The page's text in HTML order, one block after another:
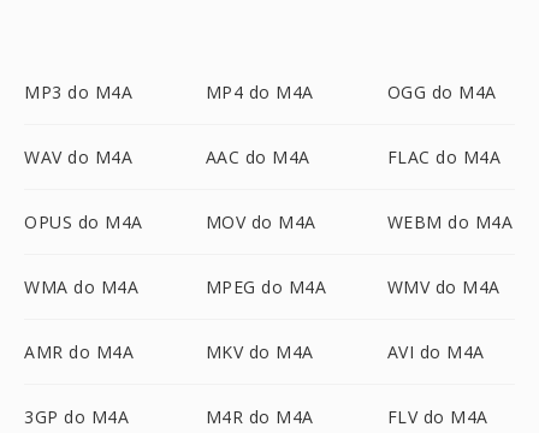
MP3 do M4A MP4 do M4A OGG do M4A
WAV do M4A AAC do M4A FLAC do M4A
OPUS do M4A MOV do M4A WEBM do M4A
WMA do M4A MPEG do M4A WMV do M4A
AMR do M4A MKV do M4A AVI do M4A
3GP do M4A M4R do M4A FLV do M4A